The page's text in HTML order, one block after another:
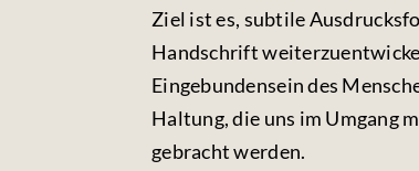
Ziel ist es, subtile
Handschrift
Eingebundensein des
Haltung, die uns im Umgang
gebracht werden.